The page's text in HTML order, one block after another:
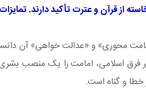
از قرآن و عترت تأکید دارند.
محوری» و «عدالت خواهی» آن
اسلامی، امامت را یک منصب بشری
و گناه است.